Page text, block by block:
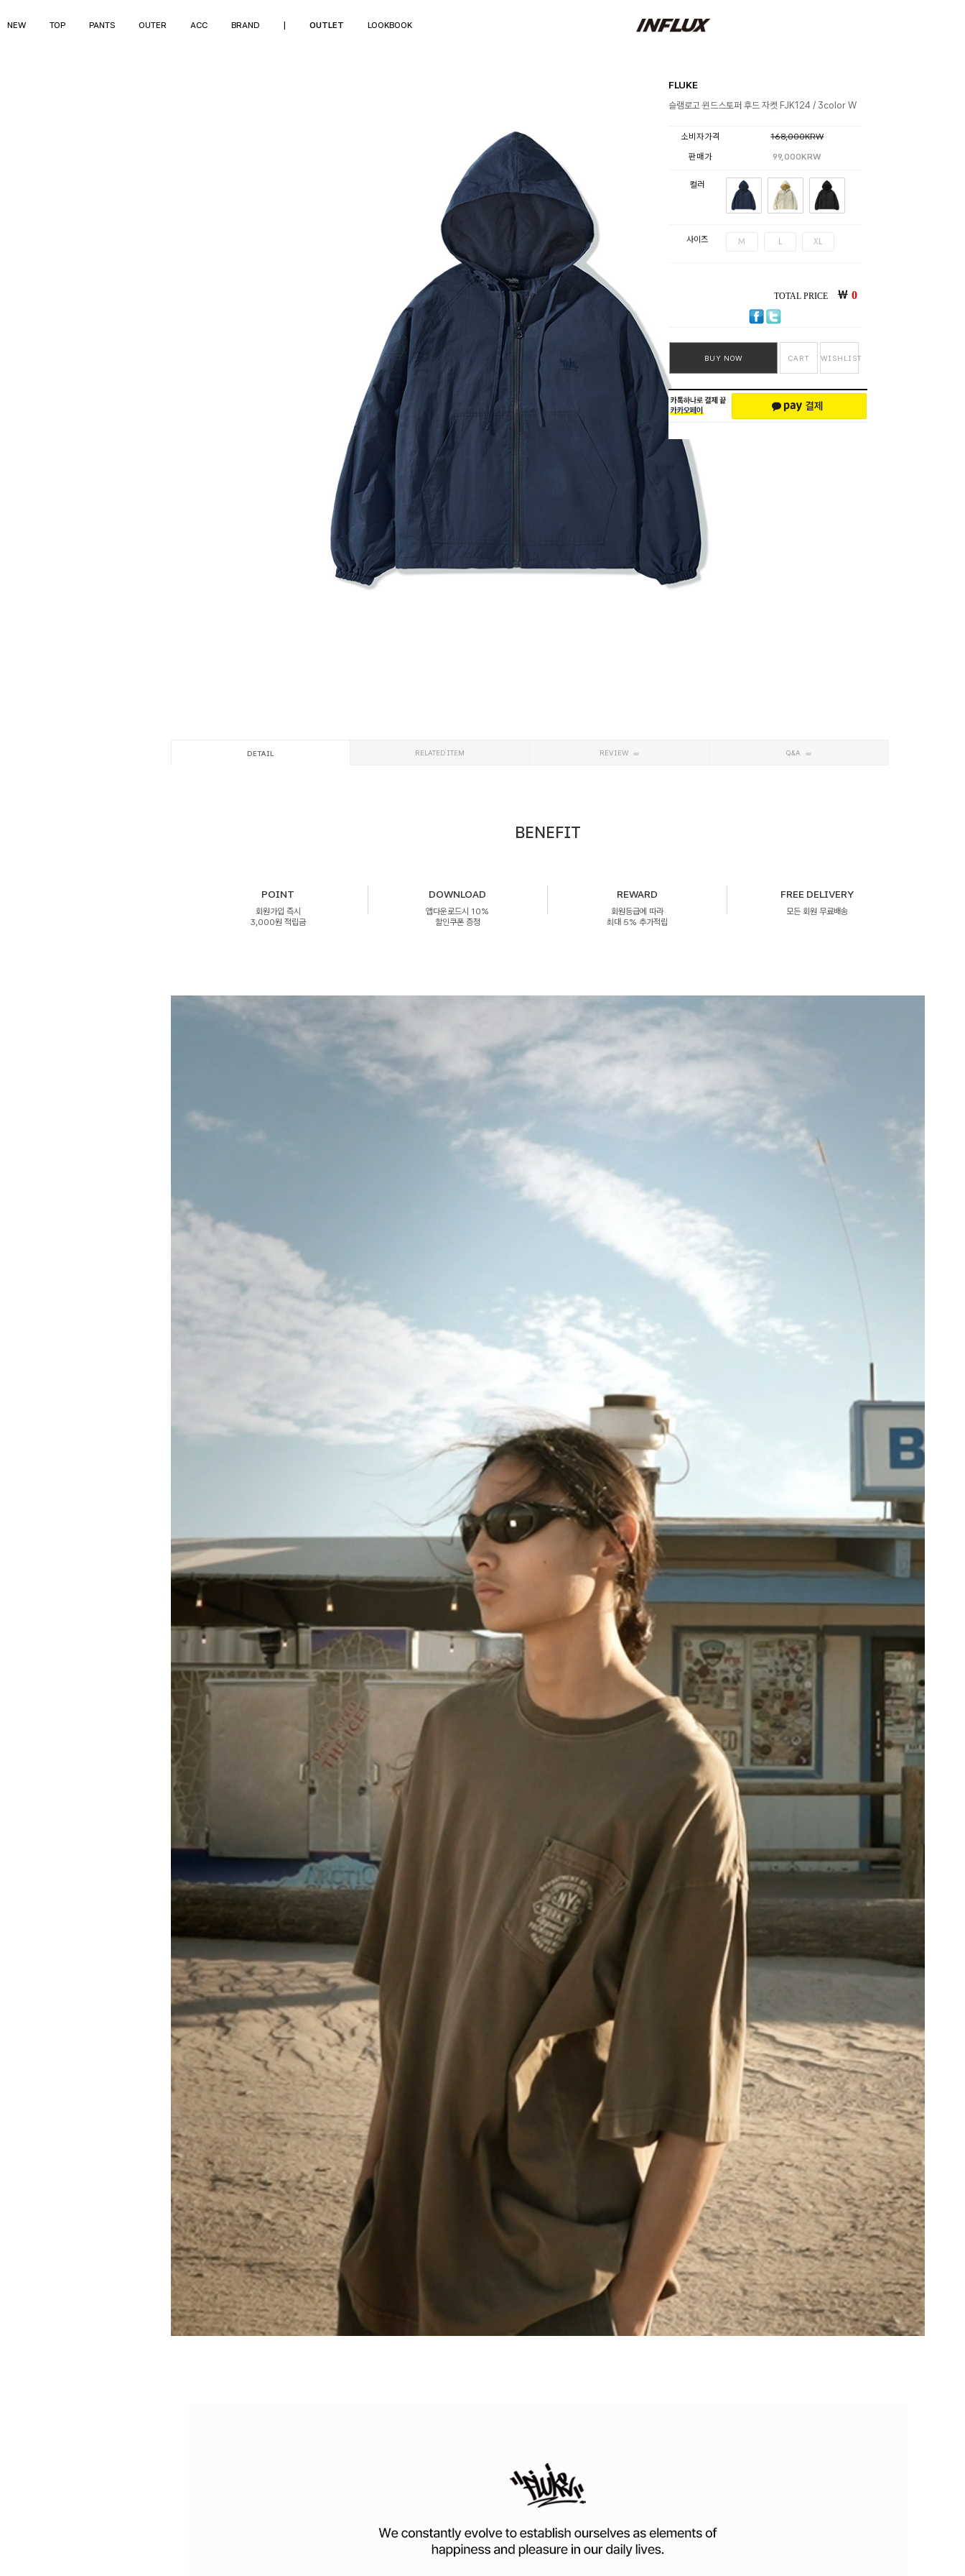
NEW TOP PANTS OUTER ACC BRAND OUTLET LOOKBOOK
FLUKE
슬램로고 윈드스토퍼 후드 자켓 FJK124 / 3color W
소비자가격
168,000KRW
판매가
99,000KRW
컬러
사이즈 M L XL
TOTAL PRICE ￦ 0
BUY NOW CART WISHLIST
DETAIL RELATED ITEM REVIEW Q&A
BENEFIT
POINT
회원가입 즉시
3,000원 적립금
DOWNLOAD
앱다운로드시 10%
할인쿠폰 증정
REWARD
회원등급에 따라
최대 5% 추가적립
FREE DELIVERY
모든 회원 무료배송